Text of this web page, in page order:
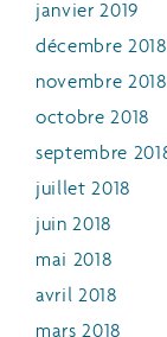
janvier 2019
décembre 2018
novembre 2018
octobre 2018
septembre
juillet 2018
juin 2018
mai 2018
avril 2018
mars 2018